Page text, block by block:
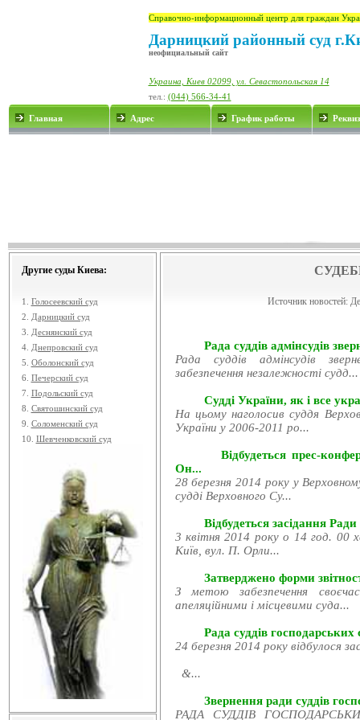
Справочно-информационный центр для граждан
Дарницкий районный суд
неофициальный сайт
Украина, Киев 02099, ул. Севастопольская 14
тел.: (044) 566-34-41
Главная Адрес График работы
Другие суды Киева:
1. Голосеевский суд
2.
Дарницкий суд
3.
Деснянский суд
4. Днепровский суд
5. Оболонский суд
6. Печерский суд
7. Подольский суд
8. Святошинский суд
9. Соломенский суд
10. Шевченковский суд
Источник новостей:
Рада суддів адмінсудів
Рада суддів адмінсудів
забезпечення незалежності судд...
Судді України, як і все
На цьому наголосив суддя
України у 2006-2011 ро...
Відбудеться прес-
Он...
28 березня 2014 року у
судді Верховного Су...
Відбудеться засідання
3 квітня 2014 року о 14 год. 00
Київ, вул. П. Орли...
Затверджено форми
З метою забезпечення
апеляційними і місцевими суда...
Рада суддів господарських
24 березня 2014 року відбулося
&...
Звернення ради суддів
РАДА СУДДІВ